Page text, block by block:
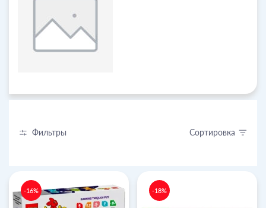
Фильтры Сортировка
-16% -18%